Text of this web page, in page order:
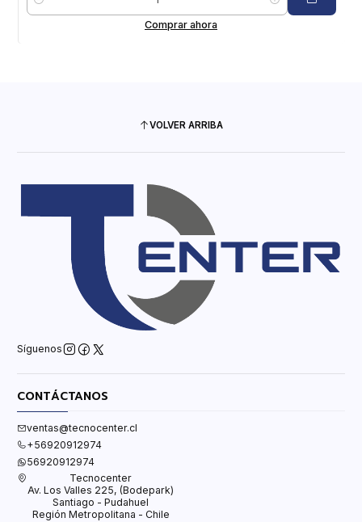
Cantidad
Comprar ahora
VOLVER ARRIBA
Síguenos
CONTÁCTANOS
ventas@tecnocenter.cl
+56920912974
56920912974
Tecnocenter
Av. Los Valles 225, (Bodepark)
Santiago - Pudahuel
Región Metropolitana - Chile